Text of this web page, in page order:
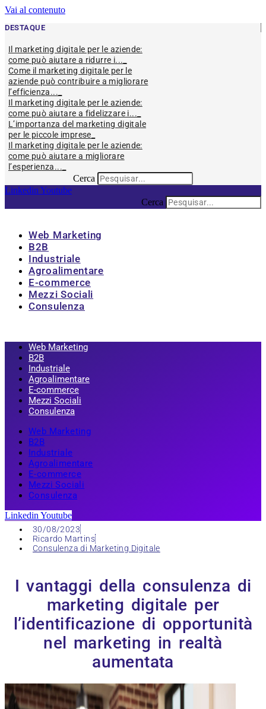
Vai al contenuto
DESTAQUE
Il marketing digitale per le aziende:
come può aiutare a ridurre i...
Come il marketing digitale per le
aziende può contribuire a migliorare
l’efficienza...
Il marketing digitale per le aziende:
come può aiutare a fidelizzare i...
L’importanza del marketing digitale
per le piccole imprese
Il marketing digitale per le aziende:
come può aiutare a migliorare
l’esperienza...
Cerca
Linkedin Youtube
Cerca
Web Marketing
B2B
Industriale
Agroalimentare
E-commerce
Mezzi Sociali
Consulenza
Web Marketing
B2B
Industriale
Agroalimentare
E-commerce
Mezzi Sociali
Consulenza
Web Marketing
B2B
Industriale
Agroalimentare
E-commerce
Mezzi Sociali
Consulenza
Linkedin Youtube
30/08/2023
Ricardo Martins
Consulenza di Marketing Digitale
I vantaggi della consulenza di
marketing digitale per
l’identificazione di opportunità
nel marketing in realtà
aumentata